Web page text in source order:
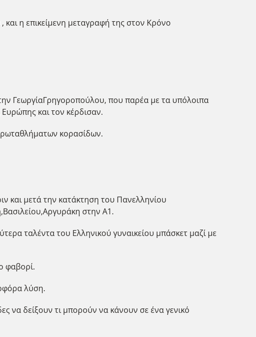
η επικείμενη μεταγραφή της στον Κρόνο
ΓεωργίαΓρηγοροπούλου, που παρέα με τα υπόλοιπα
και τον κέρδισαν.
κορασίδων.
και μετά την κατάκτηση του Πανελληνίου
στην Α1.
ταλέντα του Ελληνικού γυναικείου μπάσκετ μαζί με
φαβορί.
λύση.
να δείξουν τι μπορούν να κάνουν σε ένα γενικό